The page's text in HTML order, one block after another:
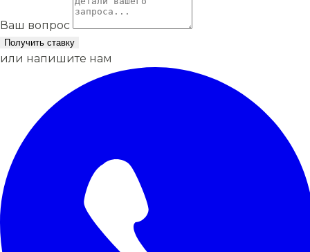
Ваш вопрос
Получить ставку
или напишите нам